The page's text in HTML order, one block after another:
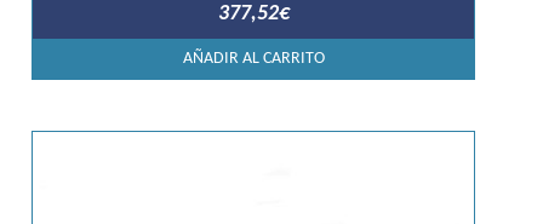
377,52€
AÑADIR AL CARRITO